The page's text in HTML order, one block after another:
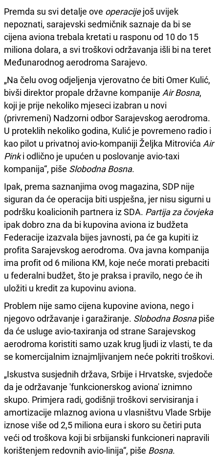
Premda su svi detalje ove operacijejoš uvijek
nepoznati, sarajevski sedmičnik saznaje da bi se
cijena aviona trebala kretati u rasponu od 10 do 15
miliona dolara, a svi troškovi održavanja išli bi na teret
Međunarodnog aerodroma Sarajevo.
„Na čelu ovog odjeljenja vjerovatno će biti Omer Kulić,
bivši direktor propale državne kompanije Air Bosna,
koji je prije nekoliko mjeseci izabran u novi
(privremeni) Nadzorni odbor Sarajevskog aerodroma.
U proteklih nekoliko godina, Kulić je povremeno radio i
kao pilot u privatnoj avio-kompaniji Željka Mitrovića Air
Pinki odlično je upućen u poslovanje avio-taxi
kompanija“, piše Slobodna Bosna.
Ipak, prema saznanjima ovog magazina, SDP nije
siguran da će operacija biti uspješna, jer nisu sigurni u
podršku koalicionih partnera iz SDA. Partija za čovjeka
ipak dobro zna da bi kupovina aviona iz budžeta
Federacije izazvala bijes javnosti, pa će ga kupiti iz
profita Sarajevskog aerodroma. Ova javna kompanija
ima profit od 6 miliona KM, koje neće morati prebaciti
u federalni budžet, što je praksa i pravilo, nego će ih
uložiti u kredit za kupovinu aviona.
Problem nije samo cijena kupovine aviona, nego i
njegovo održavanje i garažiranje. Slobodna Bosnapiše
da će usluge avio-taxiranja od strane Sarajevskog
aerodroma koristiti samo uzak krug ljudi iz vlasti, te da
se komercijalnim iznajmljivanjem neće pokriti troškovi.
„Iskustva susjednih država, Srbije i Hrvatske, svjedoče
da je održavanje 'funkcionerskog aviona' iznimno
skupo. Primjera radi, godišnji troškovi servisiranja i
amortizacije mlaznog aviona u vlasništvu Vlade Srbije
iznose više od 2,5 miliona eura i skoro su četiri puta
veći od troškova koji bi srbijanski funkcioneri napravili
korištenjem redovnih avio-linija“, piše Bosna.